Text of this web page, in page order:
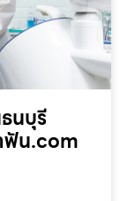
นบุรี
ฟัน.com